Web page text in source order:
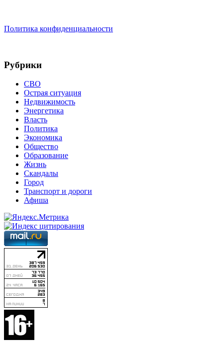
Политика конфиденциальности
Рубрики
СВО
Острая ситуация
Недвижимость
Энергетика
Власть
Политика
Экономика
Общество
Образование
Жизнь
Скандалы
Город
Транспорт и дороги
Афиша